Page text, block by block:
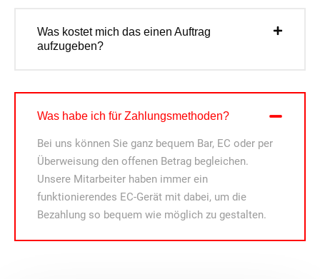
Was kostet mich das einen Auftrag
aufzugeben?
Was habe ich für Zahlungsmethoden?
Bei uns können Sie ganz bequem Bar, EC oder per
Überweisung den offenen Betrag begleichen.
Unsere Mitarbeiter haben immer ein
funktionierendes EC-Gerät mit dabei, um die
Bezahlung so bequem wie möglich zu gestalten.